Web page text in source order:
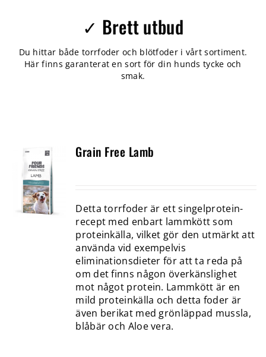
✓ Brett utbud
Du hittar både torrfoder och blötfoder i vårt sortiment.
Här finns garanterat en sort för din hunds tycke och
smak.
Grain Free Lamb
Detta torrfoder är ett singelprotein-
recept med enbart lamm­kött som
proteinkälla, vilket gör den utmärkt att
använda vid exempelvis
eliminationsdieter för att ta reda på
om det finns någon överkänslighet
mot något protein. Lammkött är en
mild proteinkälla och detta foder är
även berikat med grönläppad mussla,
blåbär och Aloe vera.